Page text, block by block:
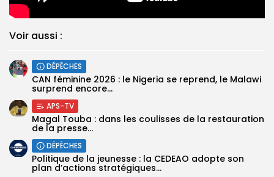
Voir aussi :
DÉPÊCHES
‎CAN féminine 2026 : le Nigeria se reprend, le Malawi
surprend encore...
APS-TV
Magal Touba : dans les coulisses de la restauration
de la presse...
DÉPÊCHES
Politique de la jeunesse : la CEDEAO adopte son
plan d’actions stratégiques...